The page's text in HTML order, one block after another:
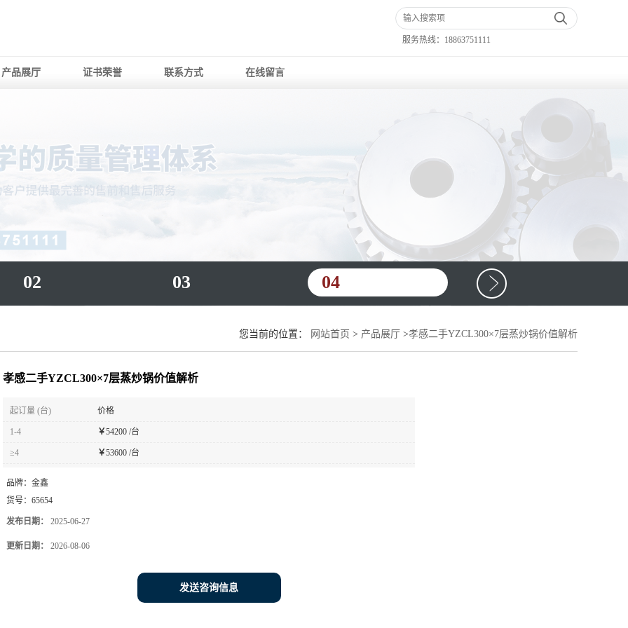
服务热线： 18863751111
产品展厅 证书荣誉 联系方式 在线留言
02 03 04
您当前的位置： 网站首页 > 产品展厅 >孝感二手YZCL300×7层蒸炒锅价值解析
孝感二手YZCL300×7层蒸炒锅价值解析
起订量 (台) 价格
1-4 ￥54200 /台
≥4 ￥53600 /台
品牌： 金鑫
货号： 65654
发布日期： 2025-06-27
更新日期： 2026-08-06
发送咨询信息